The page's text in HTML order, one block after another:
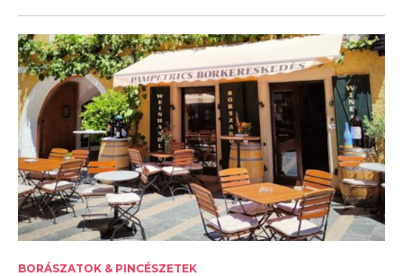
BORÁSZATOK & PINCÉSZETEK